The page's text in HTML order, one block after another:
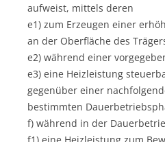
aufweist, mittels deren
e1) zum Erzeugen einer
an der Oberfläche des
e2) während einer
e3) eine Heizleistung
gegenüber einer
bestimmten
f) während in der
f1) eine Heizleistung zum